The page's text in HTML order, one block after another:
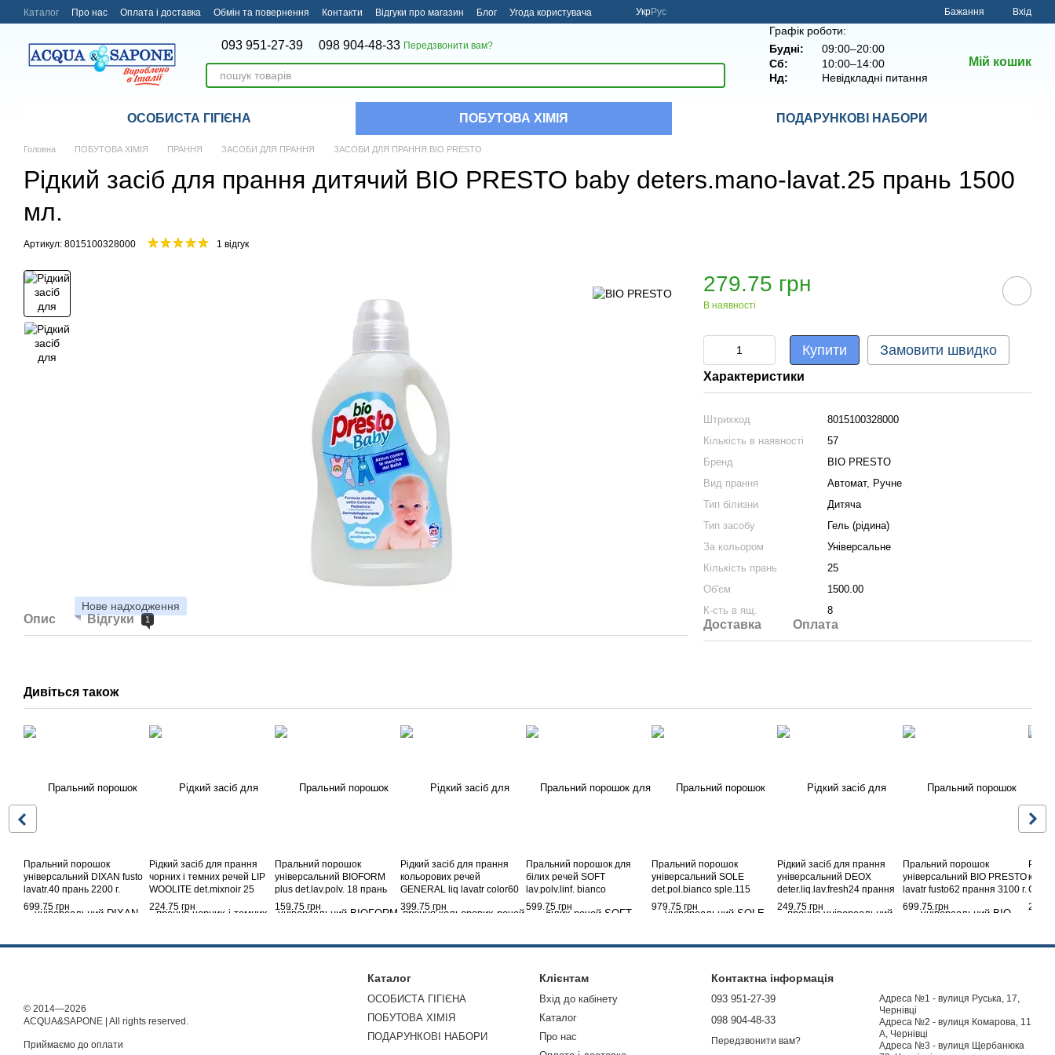
Перейти до основного контенту
Каталог Про нас Оплата і доставка Обмін та повернення Контакти Відгуки про магазин Блог Угода користувача УкрРус Бажання Вхід
093 951-27-39 098 904-48-33 Передзвонити вам?
Графік роботи:
Будні:
09:00–20:00
Сб:
10:00–14:00
Нд:
Невідкладні питання
Мій кошик
ОСОБИСТА ГІГІЄНА ПОБУТОВА ХІМІЯ ПОДАРУНКОВІ НАБОРИ
Головна ПОБУТОВА ХІМІЯ ПРАННЯ ЗАСОБИ ДЛЯ ПРАННЯ ЗАСОБИ ДЛЯ ПРАННЯ BIO PRESTO
Рідкий засіб для прання дитячий BIO PRESTO baby deters.mano-lavat.25 прань 1500
мл.
Артикул: 8015100328000 1 відгук
Нове надходження
Опис Відгуки 1
279.75 грн
В наявності
Купити Замовити швидко
Характеристики
Штрихкод
8015100328000
Кількість в наявності
57
Бренд
BIO PRESTO
Вид прання
Автомат, Ручне
Тип білизни
Дитяча
Тип засобу
Гель (рідина)
За кольором
Універсальне
Кількість прань
25
Об'єм
1500.00
К-сть в ящ.
8
Доставка Оплата
Дивіться також
Пральний порошок
універсальний DIXAN fusto
lavatr.40 прань 2200 г.
699.75 грн
Рідкий засіб для прання
чорних і темних речей LIP
WOOLITE det.mixnoir 25
прань 1,5 л.
224.75 грн
Пральний порошок
універсальний BIOFORM
plus det.lav.polv. 18 прань
990 г.
159.75 грн
Рідкий засіб для прання
кольорових речей
GENERAL liq lavatr color60
прань 2400 мл.
399.75 грн
Пральний порошок для
білих речей SOFT
lav.polv.linf. bianco
intenso105 прань 5250 г.
599.75 грн
Пральний порошок
універсальний SOLE
det.pol.bianco sple.115
прань 5750 г.
979.75 грн
Рідкий засіб для прання
універсальний DEOX
deter.liq.lav.fresh24 прання
1200 мл.
249.75 грн
Пральний порошок
універсальний BIO PRESTO
lavatr fusto62 прання 3100 г.
699.75 грн
1440
© 2014—2026
ACQUA&SAPONE | All rights reserved.
Приймаємо до оплати
Каталог
ОСОБИСТА ГІГІЄНА
ПОБУТОВА ХІМІЯ
ПОДАРУНКОВІ НАБОРИ
Клієнтам
Вхід до кабінету
Каталог
Про нас
Контактна інформація
093 951-27-39
098 904-48-33
Передзвонити вам?
Адреса №1 - вулиця Руська, 17,
Чернівці
Адреса №2 - вулиця Комарова, 11
А, Чернівці
Адреса №3 - вулиця Щербанюка